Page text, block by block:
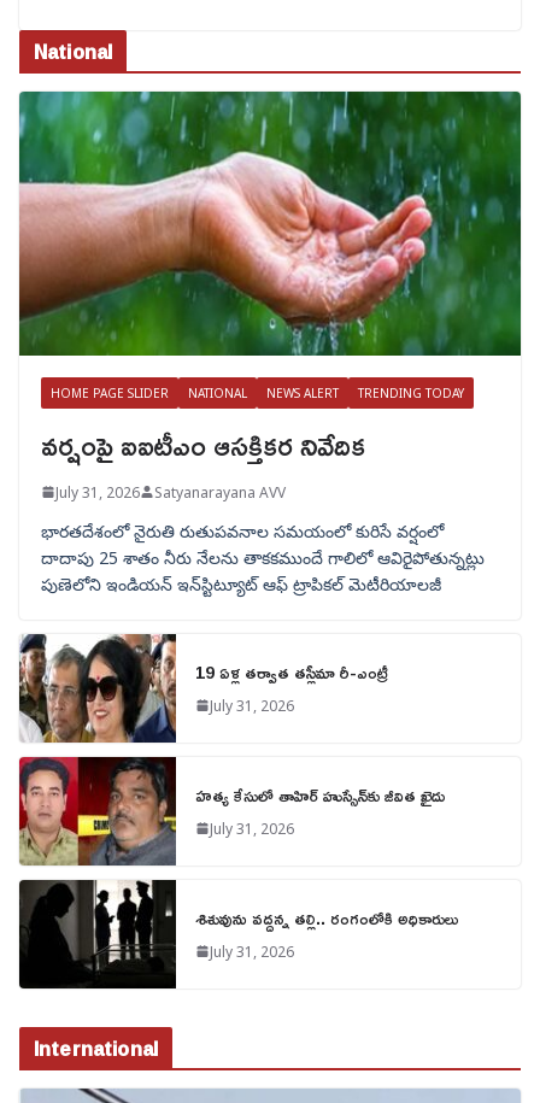
National
HOME PAGE SLIDER NATIONAL NEWS ALERT TRENDING TODAY
వర్షంపై ఐఐటీఎం ఆసక్తికర నివేదిక
July 31, 2026 Satyanarayana AVV
భారతదేశంలో నైరుతి రుతుపవనాల సమయంలో కురిసే వర్షంలో
దాదాపు 25 శాతం నీరు నేలను తాకకముందే గాలిలో ఆవిరైపోతున్నట్లు
పుణెలోని ఇండియన్ ఇన్‌స్టిట్యూట్ ఆఫ్ ట్రాపికల్ మెటీరియాలజీ
19 ఏళ్ల తర్వాత తస్లీమా రీ-ఎంట్రీ
July 31, 2026
హత్య కేసులో తాహిర్ హుస్సేన్‌కు జీవిత ఖైదు
July 31, 2026
శిశువును వద్దన్న తల్లి.. రంగంలోకి అధికారులు
July 31, 2026
International